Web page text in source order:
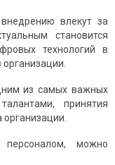
влекут за
становится
технологий в
из самых важных
принятия
можно